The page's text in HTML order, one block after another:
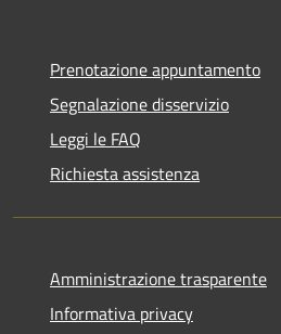
Prenotazione appuntamento
Segnalazione disservizio
Leggi le FAQ
Richiesta assistenza
Amministrazione trasparente
Informativa privacy